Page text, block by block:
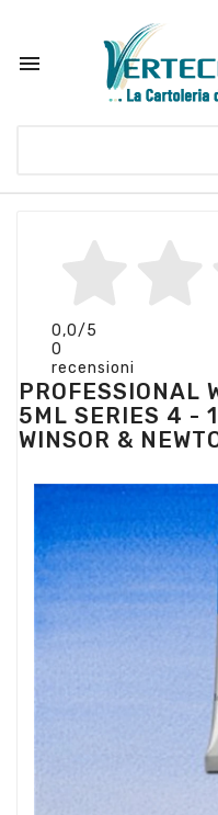

0,0/5
0
recensioni
PROFESSIONAL
5ML SERIES 4 -
WINSOR &